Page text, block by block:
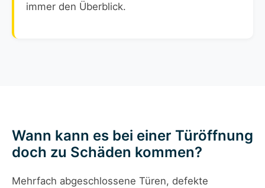
immer den Überblick.
Wann kann es bei einer Türöffnung
doch zu Schäden kommen?
Mehrfach abgeschlossene Türen, defekte